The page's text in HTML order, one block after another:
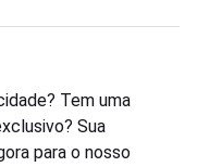
Tem uma
Sua
para o nosso